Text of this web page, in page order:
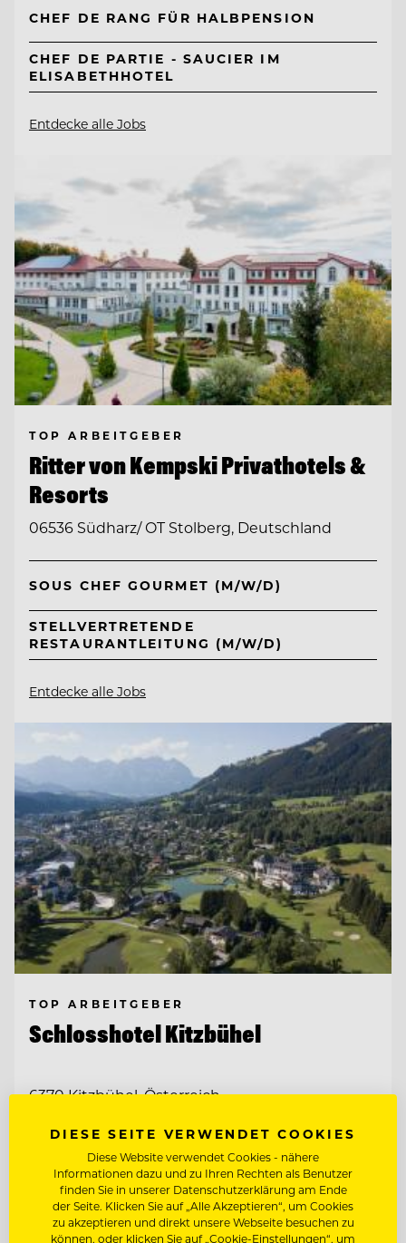
CHEF DE RANG FÜR HALBPENSION
CHEF DE PARTIE - SAUCIER IM
ELISABETHHOTEL
Entdecke alle Jobs
TOP ARBEITGEBER
Ritter von Kempski Privathotels &
Resorts
06536 Südharz/ OT Stolberg, Deutschland
SOUS CHEF GOURMET (M/W/D)
STELLVERTRETENDE
RESTAURANTLEITUNG (M/W/D)
Entdecke alle Jobs
TOP ARBEITGEBER
Schlosshotel Kitzbühel
6370 Kitzbühel, Österreich
F&B CONTROLLER (M/W/D)
Entdecke alle Jobs
DIESE SEITE VERWENDET COOKIES
Diese Website verwendet Cookies - nähere
Informationen dazu und zu Ihren Rechten als Benutzer
finden Sie in unserer Datenschutzerklärung am Ende
der Seite. Klicken Sie auf „Alle Akzeptieren“, um Cookies
zu akzeptieren und direkt unsere Webseite besuchen zu
können, oder klicken Sie auf „Cookie-Einstellungen“, um